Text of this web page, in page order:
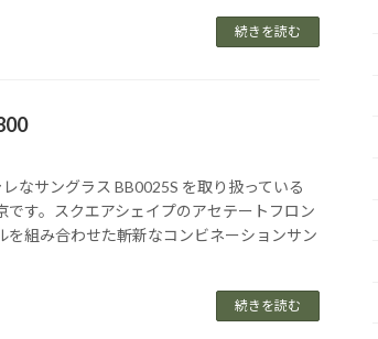
続きを読む
なサングラス BB0025S を取り扱っている
す。スクエアシェイプのアセテートフロン
を組み合わせた斬新なコンビネーションサン
続きを読む